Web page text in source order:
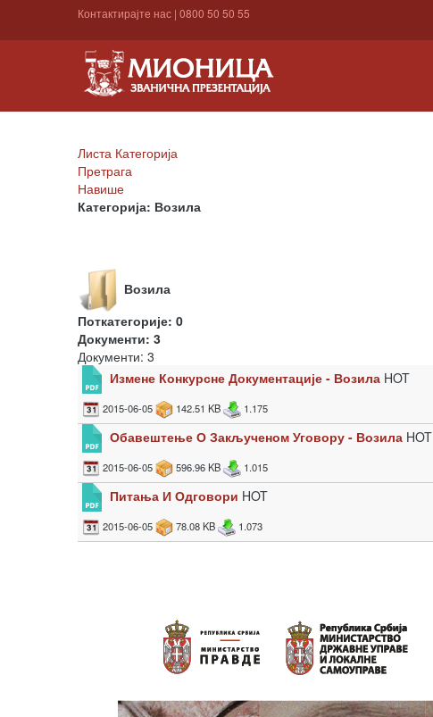
Контактирајте нас | 0800 50 50 55
Листа Категорија
Претрага
Навише
Категорија: Возила
Возила
Поткатегорије: 0
Документи: 3
Документи: 3
Измене Конкурсне Документације - Возила HOT
2015-06-05 142.51 KB 1.175
Обавештење О Закљученом Уговору - Возила HOT
2015-06-05 596.96 KB 1.015
Питања И Одговори HOT
2015-06-05 78.08 KB 1.073